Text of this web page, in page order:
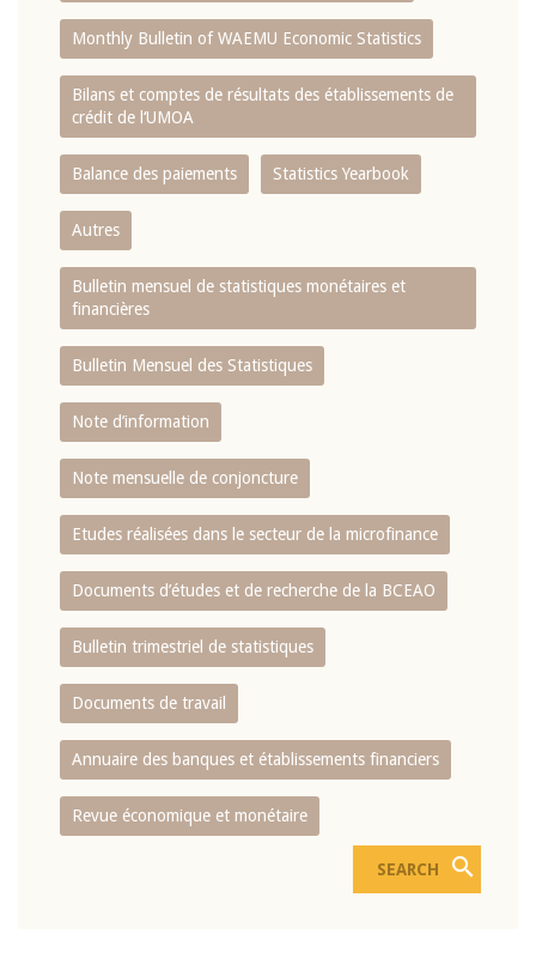
Monthly Bulletin of WAEMU Economic Statistics
Bilans et comptes de résultats des établissements de
crédit de l‘UMOA
Balance des paiements Statistics Yearbook
Autres
Bulletin mensuel de statistiques monétaires et
financières
Bulletin Mensuel des Statistiques
Note d’information
Note mensuelle de conjoncture
Etudes réalisées dans le secteur de la microfinance
Documents d’études et de recherche de la BCEAO
Bulletin trimestriel de statistiques
Documents de travail
Annuaire des banques et établissements financiers
Revue économique et monétaire